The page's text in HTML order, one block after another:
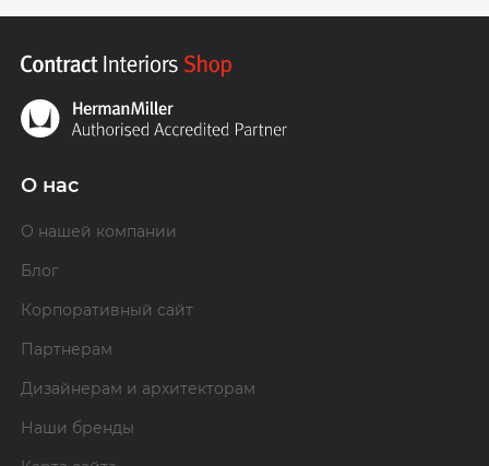
О нас
О нашей компании
Блог
Корпоративный сайт
Партнерам
Дизайнерам и архитекторам
Наши бренды